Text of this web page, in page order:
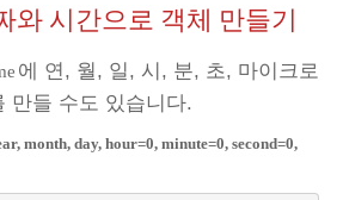
와 시간으로 객체 만들기
에 연, 월, 일, 시, 분, 초, 마이크로
만들 수도 있습니다.
month, day, hour=0, minute=0, second=0,